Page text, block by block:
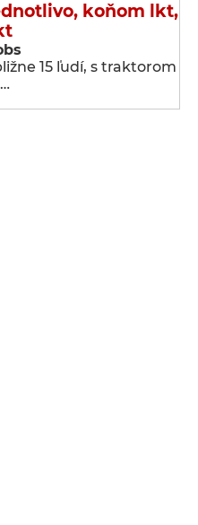
koňom lkt,
15 ľudí, s traktorom